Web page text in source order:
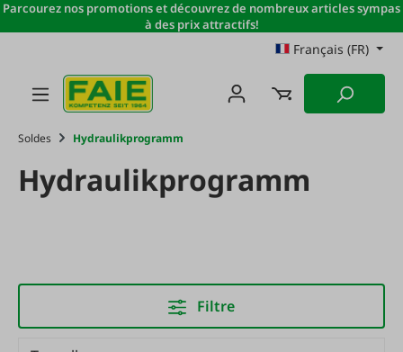
Passer au contenu principal
Parcourez nos promotions et découvrez de nombreux articles sympas
à des prix attractifs!
Français (FR)
Soldes Hydraulikprogramm
Hydraulikprogramm
Filtre